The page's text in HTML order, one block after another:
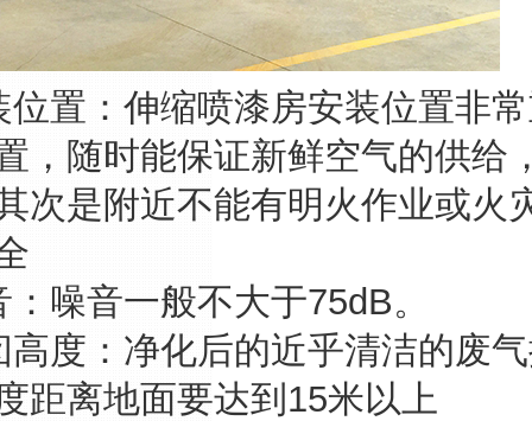
位置：伸缩喷漆房安装位置非
，随时能保证新鲜空气的供给
次是附近不能有明火作业或火
噪音一般不大于75dB。
高度：净化后的近乎清洁的废
距离地面要达到15米以上